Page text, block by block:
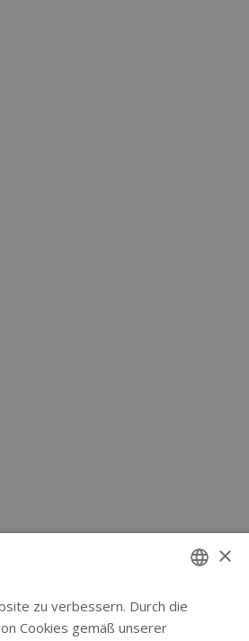
ENGLISH
×
zu verbessern. Durch die
Cookies gemäß unserer